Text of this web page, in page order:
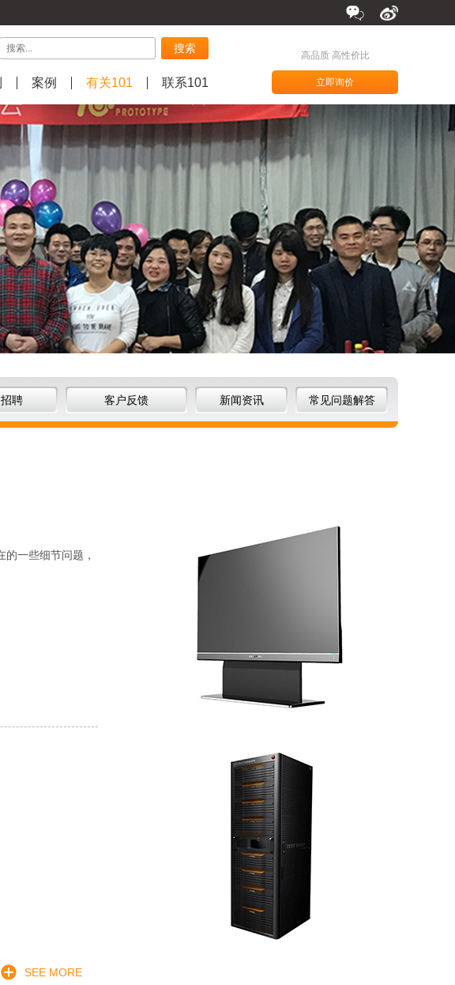
高品质 高性价比
立即询价
搜索
案例 有关101 联系101
招聘 客户反馈 新闻资讯 常见问题解答
一些细节问题，
SEE MORE